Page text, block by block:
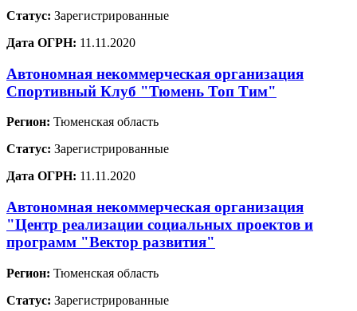
Статус: Зарегистрированные
Дата ОГРН: 11.11.2020
Автономная некоммерческая организация
Спортивный Клуб "Тюмень Топ Тим"
Регион: Тюменская область
Статус: Зарегистрированные
Дата ОГРН: 11.11.2020
Автономная некоммерческая организация
"Центр реализации социальных проектов и
программ "Вектор развития"
Регион: Тюменская область
Статус: Зарегистрированные